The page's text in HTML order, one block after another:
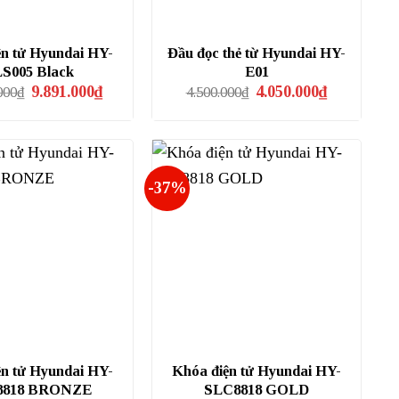
tử Hyundai HY-
Black
₫ Giá
9.891.000₫Giá
hiện
9.891.000₫.
Đầu đọc thẻ từ Hyundai HY-
E01
4.500.000₫ Giá
4.050.000₫Giá
hiện
4.050.000₫.
tử Hyundai HY-
BRONZE
-37%
Khóa điện tử Hyundai HY-
SLC8818 GOLD